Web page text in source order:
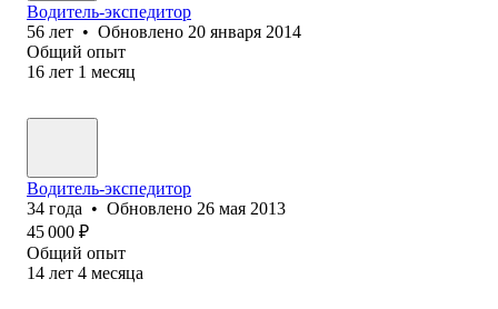
Водитель-экспедитор
56 лет • Обновлено 20 января 2014
Общий опыт
16 лет 1 месяц
Водитель-экспедитор
34 года • Обновлено 26 мая 2013
45 000 ₽
Общий опыт
14 лет 4 месяца